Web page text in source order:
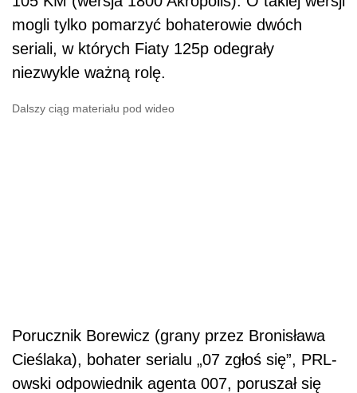
mogli tylko pomarzyć bohaterowie dwóch
seriali, w których Fiaty 125p odegrały
niezwykle ważną rolę.
Dalszy ciąg materiału pod wideo
Porucznik Borewicz (grany przez Bronisława
Cieślaka), bohater serialu „07 zgłoś się”, PRL-
owski odpowiednik agenta 007, poruszał się